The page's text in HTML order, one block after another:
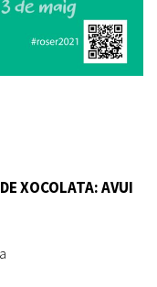
XOCOLATA: AVUI